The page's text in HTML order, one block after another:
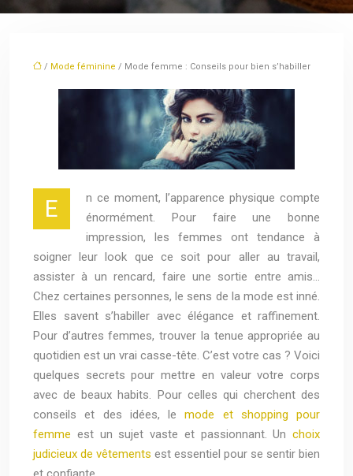
/ Mode féminine / Mode femme : Conseils pour bien s’habiller
E
n ce moment, l’apparence physique compte
énormément. Pour faire une bonne
impression, les femmes ont tendance à
soigner leur look que ce soit pour aller au travail,
assister à un rencard, faire une sortie entre amis…
Chez certaines personnes, le sens de la mode est inné.
Elles savent s’habiller avec élégance et raffinement.
Pour d’autres femmes, trouver la tenue appropriée au
quotidien est un vrai casse-tête. C’est votre cas ? Voici
quelques secrets pour mettre en valeur votre corps
avec de beaux habits. Pour celles qui cherchent des
conseils et des idées, lemode et shopping pour
femme est un sujet vaste et passionnant. Un choix
judicieux de vêtements est essentiel pour se sentir bien